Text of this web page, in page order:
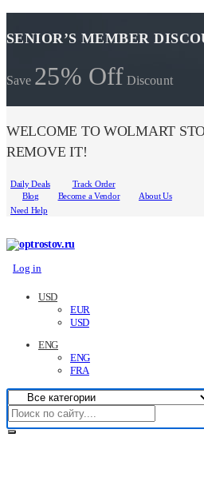
SENIOR’S MEMBER
Save 25% Off Discount
WELCOME TO WOLMART
REMOVE IT!
Daily Deals
Track Order
Blog
Become a Vendor
About Us
Need Help
Log in
USD
EUR
USD
ENG
ENG
FRA